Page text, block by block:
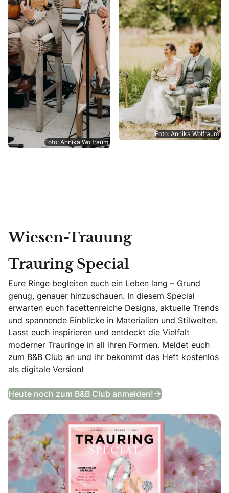
Foto: Annika Wolfraum
Foto: Annika Wolfraum
Wiesen-Trauung
Trauring Special
Eure Ringe begleiten euch ein Leben lang – Grund
genug, genauer hinzuschauen. In diesem Special
erwarten euch facettenreiche Designs, aktuelle Trends
und spannende Einblicke in Materialien und Stilwelten.
Lasst euch inspirieren und entdeckt die Vielfalt
moderner Trauringe in all ihren Formen. Meldet euch
zum B&B Club an und ihr bekommt das Heft kostenlos
als digitale Version!
Heute noch zum B&B Club anmelden! Trauring Special